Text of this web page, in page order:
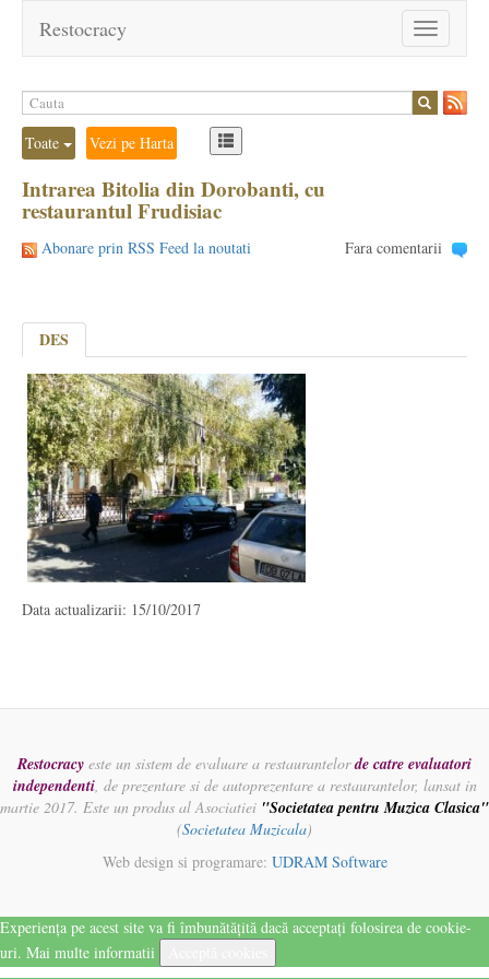
Toggle
navigation
Restocracy
Toate Vezi pe Harta
Intrarea Bitolia din Dorobanti, cu
restaurantul Frudisiac
Abonare prin RSS Feed la noutati Fara comentarii
DES
Data actualizarii: 15/10/2017
Restocracy este un sistem de evaluare a restaurantelorde catre evaluatori
independenti, de prezentare si de autoprezentare a restaurantelor, lansat in
martie 2017. Este un produs al Asociatiei "Societatea pentru Muzica Clasica"
(Societatea Muzicala)
Web design si programare: UDRAM Software
Experiența pe acest site va fi îmbunătățită dacă acceptați folosirea de cookie-
uri. Mai multe informatii